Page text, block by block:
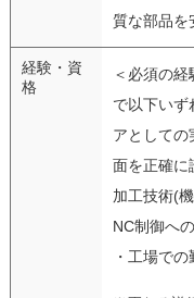
質な部品を
経験・資
格
＜必須の
で以下いず
アとしての
面を正確に
加工技術(
NC制御へ
・工場での